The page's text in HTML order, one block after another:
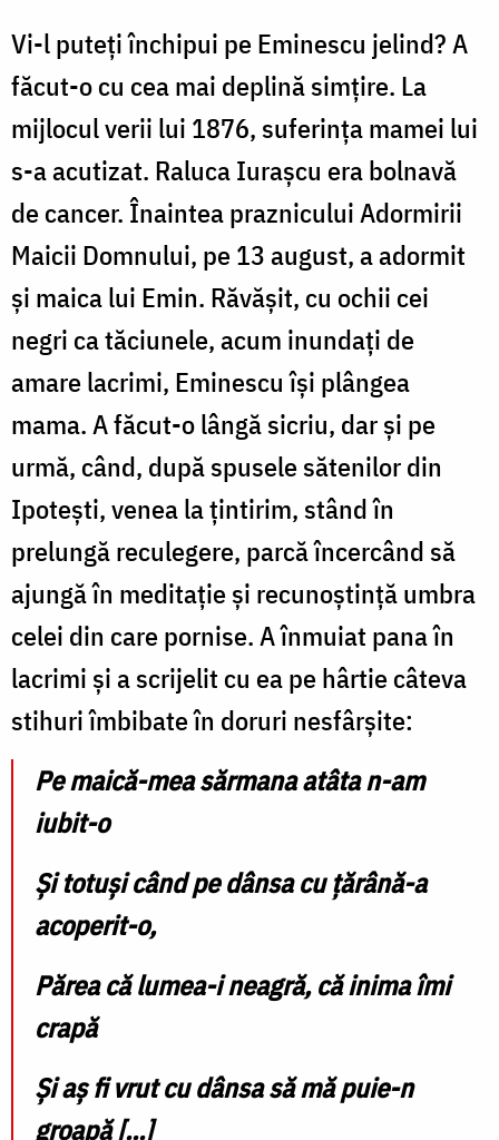
Vi-l puteţi închipui pe Eminescu jelind? A
făcut-o cu cea mai deplină simţire. La
mijlocul verii lui 1876, suferinţa mamei lui
s-a acutizat. Raluca Iurașcu era bolnavă
de cancer. Înaintea praznicului Adormirii
Maicii Domnului, pe 13 august, a adormit
şi maica lui Emin. Răvăşit, cu ochii cei
negri ca tăciunele, acum inundați de
amare lacrimi, Eminescu îşi plângea
mama. A făcut-o lângă sicriu, dar şi pe
urmă, când, după spusele sătenilor din
Ipoteşti, venea la ţintirim, stând în
prelungă reculegere, parcă încercând să
ajungă în meditaţie şi recunoştinţă umbra
celei din care pornise. A înmuiat pana în
lacrimi şi a scrijelit cu ea pe hârtie câteva
stihuri îmbibate în doruri nesfârșite:
Pe maică-mea sărmana atâta n-am
iubit-o
Şi totuşi când pe dânsa cu țărână-a
acoperit-o,
Părea că lumea-i neagră, că inima îmi
crapă
Şi aş fi vrut cu dânsa să mă puie-n
groapă [...]